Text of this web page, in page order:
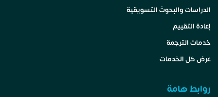
الدراسات والبحوث التسويقية
إعادة التقييم
خدمات الترجمة
عرض كل الخدمات
روابط هامة